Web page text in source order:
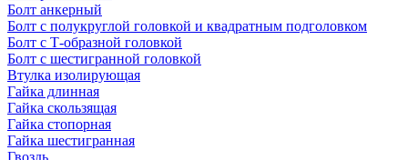
Болт анкерный
Болт с полукруглой головкой и квадратным подголовком
Болт с Т-образной головкой
Болт с шестигранной головкой
Втулка изолирующая
Гайка длинная
Гайка скользящая
Гайка стопорная
Гайка шестигранная
Гвоздь